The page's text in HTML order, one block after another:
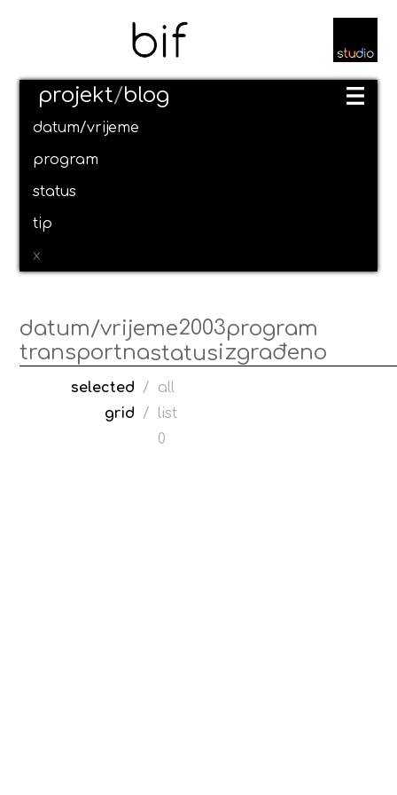
projekt/blog
datum/vrijeme
program
status
tip
x
datum/vrijeme2003program
transportnastatusizgrađeno
selected /
all
grid
/
list
0